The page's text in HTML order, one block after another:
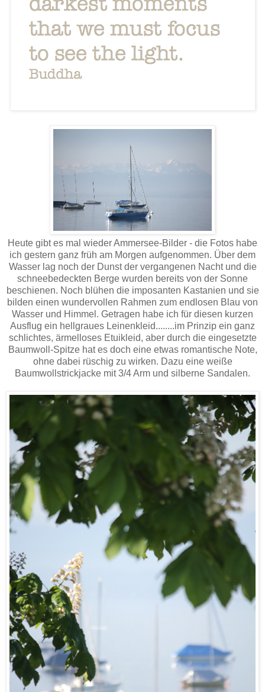
Heute gibt es mal wieder Ammersee-Bilder - die Fotos habe
ich gestern ganz früh am Morgen aufgenommen. Über dem
Wasser lag noch der Dunst der vergangenen Nacht und die
schneebedeckten Berge wurden bereits von der Sonne
beschienen. Noch blühen die imposanten Kastanien und sie
bilden einen wundervollen Rahmen zum endlosen Blau von
Wasser und Himmel. Getragen habe ich für diesen kurzen
Ausflug ein hellgraues Leinenkleid........im Prinzip ein ganz
schlichtes, ärmelloses Etuikleid, aber durch die eingesetzte
Baumwoll-Spitze hat es doch eine etwas romantische Note,
ohne dabei rüschig zu wirken. Dazu eine weiße
Baumwollstrickjacke mit 3/4 Arm und silberne Sandalen.